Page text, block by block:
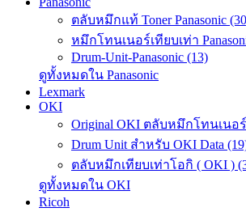
ตลับหมึกแท้ Toner Panasonic
หมึกโทนเนอร์เทียบเท่า
Drum-Unit-Panasonic (13)
ดูทั้งหมดใน Panasonic
Lexmark
OKI
Original OKI ตลับหมึกโทนเนอ
Drum Unit สำหรับ OKI Data
ตลับหมึกเทียบเท่าโอกิ ( OKI )
ดูทั้งหมดใน OKI
Ricoh